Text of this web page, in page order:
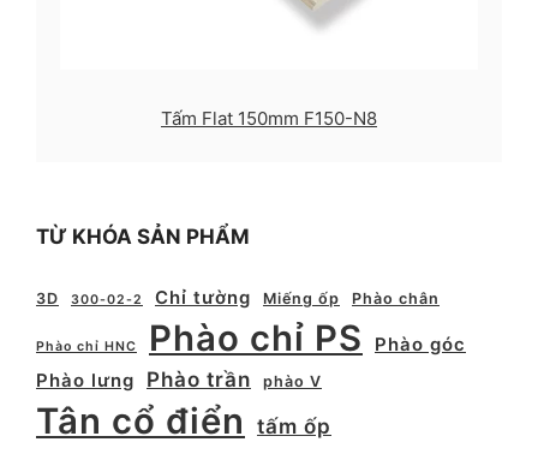
Tấm Flat 150mm F150-N8
TỪ KHÓA SẢN PHẨM
3D 300-02-2 Chỉ tường Miếng ốp Phào chân
Phào chỉ HNC Phào chỉ PS
Phào góc
Phào lưng
Phào trần phào V
Tân cổ điển tấm ốp